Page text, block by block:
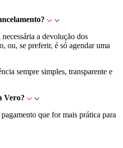
a devolução dos
ou, se preferir, é só agendar uma
sempre simples, transparente e
Vero?
que for mais prática para